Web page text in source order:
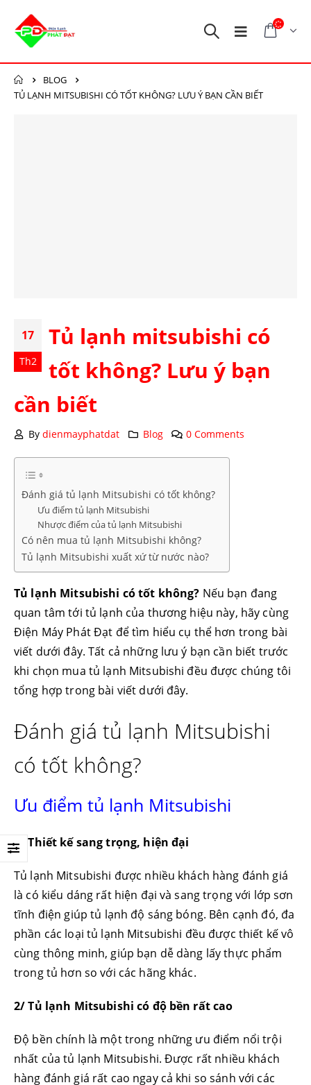
BLOG
TỦ LẠNH MITSUBISHI CÓ TỐT KHÔNG? LƯU Ý BẠN CẦN BIẾT
17
Th2
Tủ lạnh mitsubishi có
tốt không? Lưu ý bạn
cần biết
Bydienmayphatdat Blog 0 Comments
Đánh giá tủ lạnh Mitsubishi có tốt không?
Ưu điểm tủ lạnh Mitsubishi
Nhược điểm của tủ lạnh Mitsubishi
Có nên mua tủ lạnh Mitsubishi không?
Tủ lạnh Mitsubishi xuất xứ từ nước nào?
Tủ lạnh Mitsubishi có tốt không? Nếu bạn đang
quan tâm tới tủ lạnh của thương hiệu này, hãy cùng
Điện Máy Phát Đạt để tìm hiểu cụ thể hơn trong bài
viết dưới đây. Tất cả những lưu ý bạn cần biết trước
khi chọn mua tủ lạnh Mitsubishi đều được chúng tôi
tổng hợp trong bài viết dưới đây.
Đánh giá tủ lạnh Mitsubishi
có tốt không?
Ưu điểm tủ lạnh Mitsubishi
1/ Thiết kế sang trọng, hiện đại
Tủ lạnh Mitsubishi được nhiều khách hàng đánh giá
là có kiểu dáng rất hiện đại và sang trọng với lớp sơn
tĩnh điện giúp tủ lạnh độ sáng bóng. Bên cạnh đó, đa
phần các loại tủ lạnh Mitsubishi đều được thiết kế vô
cùng thông minh, giúp bạn dễ dàng lấy thực phẩm
trong tủ hơn so với các hãng khác.
2/ Tủ lạnh Mitsubishi có độ bền rất cao
Độ bền chính là một trong những ưu điểm nổi trội
nhất của tủ lạnh Mitsubishi. Được rất nhiều khách
hàng đánh giá rất cao ngay cả khi so sánh với các